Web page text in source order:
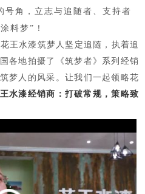
号角，立志与追随者、支持者
料梦”！
王水漆筑梦人坚定追随，执着追
各地拍摄了《筑梦者》系列经销
梦人的风采。让我们一起领略花
水漆经销商：打破常规，策略致